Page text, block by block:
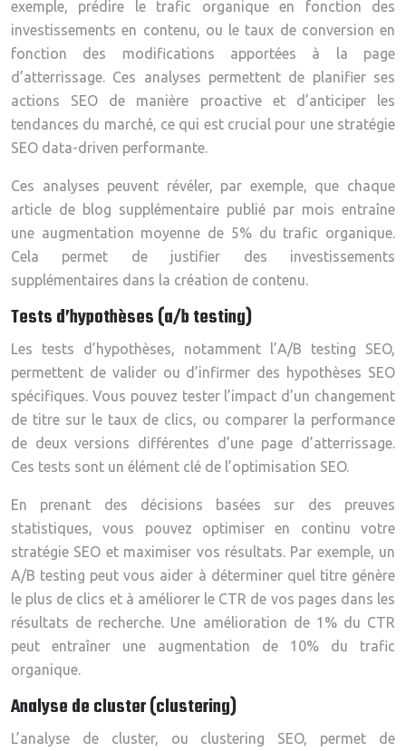
exemple, prédire le trafic organique en fonction des
investissements en contenu, ou le taux de conversion en
fonction des modifications apportées à la page
d’atterrissage. Ces analyses permettent de planifier ses
actions SEO de manière proactive et d’anticiper les
tendances du marché, ce qui est crucial pour une stratégie
SEO data-driven performante.
Ces analyses peuvent révéler, par exemple, que chaque
article de blog supplémentaire publié par mois entraîne
une augmentation moyenne de 5% du trafic organique.
Cela permet de justifier des investissements
supplémentaires dans la création de contenu.
Tests d’hypothèses (a/b testing)
Les tests d’hypothèses, notamment l’A/B testing SEO,
permettent de valider ou d’infirmer des hypothèses SEO
spécifiques. Vous pouvez tester l’impact d’un changement
de titre sur le taux de clics, ou comparer la performance
de deux versions différentes d’une page d’atterrissage.
Ces tests sont un élément clé de l’optimisation SEO.
En prenant des décisions basées sur des preuves
statistiques, vous pouvez optimiser en continu votre
stratégie SEO et maximiser vos résultats. Par exemple, un
A/B testing peut vous aider à déterminer quel titre génère
le plus de clics et à améliorer le CTR de vos pages dans les
résultats de recherche. Une amélioration de 1% du CTR
peut entraîner une augmentation de 10% du trafic
organique.
Analyse de cluster (clustering)
L’analyse de cluster, ou clustering SEO, permet de